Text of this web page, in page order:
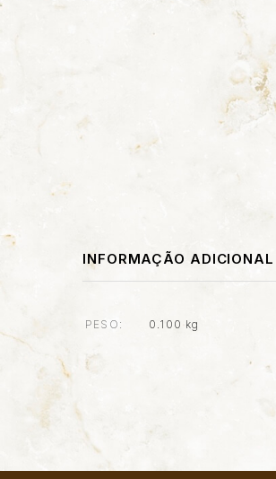
INFORMAÇÃO ADICIONAL
PESO 0.100 kg